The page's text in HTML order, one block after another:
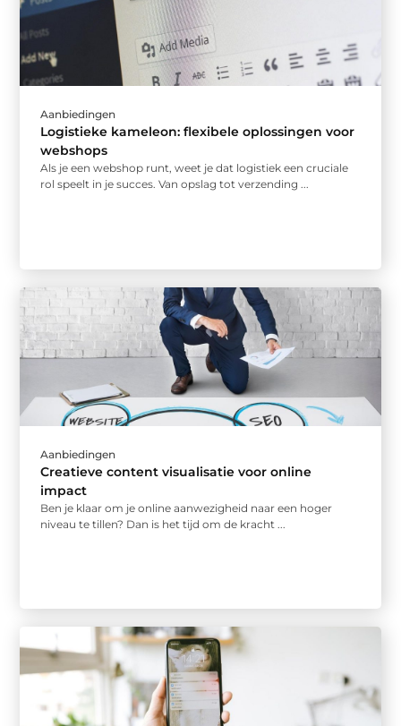
Aanbiedingen
Logistieke kameleon: flexibele oplossingen voor
webshops
Als je een webshop runt, weet je dat logistiek een cruciale
rol speelt in je succes. Van opslag tot verzending ...
Aanbiedingen
Creatieve content visualisatie voor online
impact
Ben je klaar om je online aanwezigheid naar een hoger
niveau te tillen? Dan is het tijd om de kracht ...